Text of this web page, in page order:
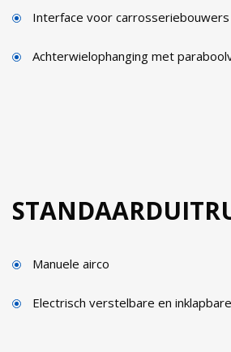
Interface voor carrosseriebouwers
Achterwielophanging met
Manuele airco
Electrisch verstelbare en